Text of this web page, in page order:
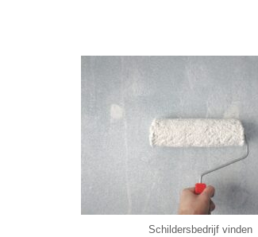
Schildersbedrijf vinden